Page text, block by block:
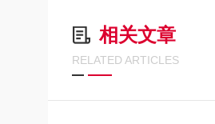
相关文章
RELATED ARTICLES